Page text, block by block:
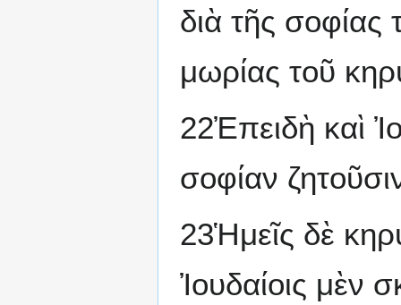
διὰ τῆς
μωρίας τοῦ
22Ἐπειδὴ καὶ
σοφίαν
23Ἡμεῖς δὲ
Ἰουδαίοις μὲν